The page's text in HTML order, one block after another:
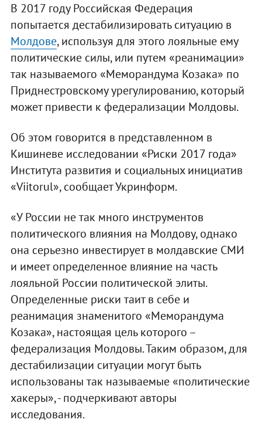
В 2017 году Российская Федерация
попытается дестабилизировать ситуацию в
Молдове, используя для этого лояльные ему
политические силы, или путем «реанимации»
так называемого «Меморандума Козака» по
Приднестровскому урегулированию, который
может привести к федерализации Молдовы.
Об этом говорится в представленном в
Кишиневе исследовании «Риски 2017 года»
Института развития и социальных инициатив
«Viitorul», сообщает Укринформ.
«У России не так много инструментов
политического влияния на Молдову, однако
она серьезно инвестирует в молдавские СМИ
и имеет определенное влияние на часть
лояльной России политической элиты.
Определенные риски таит в себе и
реанимация знаменитого «Меморандума
Козака», настоящая цель которого –
федерализация Молдовы. Таким образом, для
дестабилизации ситуации могут быть
использованы так называемые «политические
хакеры», - подчеркивают авторы
исследования.